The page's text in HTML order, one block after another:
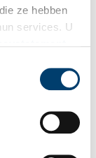
ze hebben
services. U